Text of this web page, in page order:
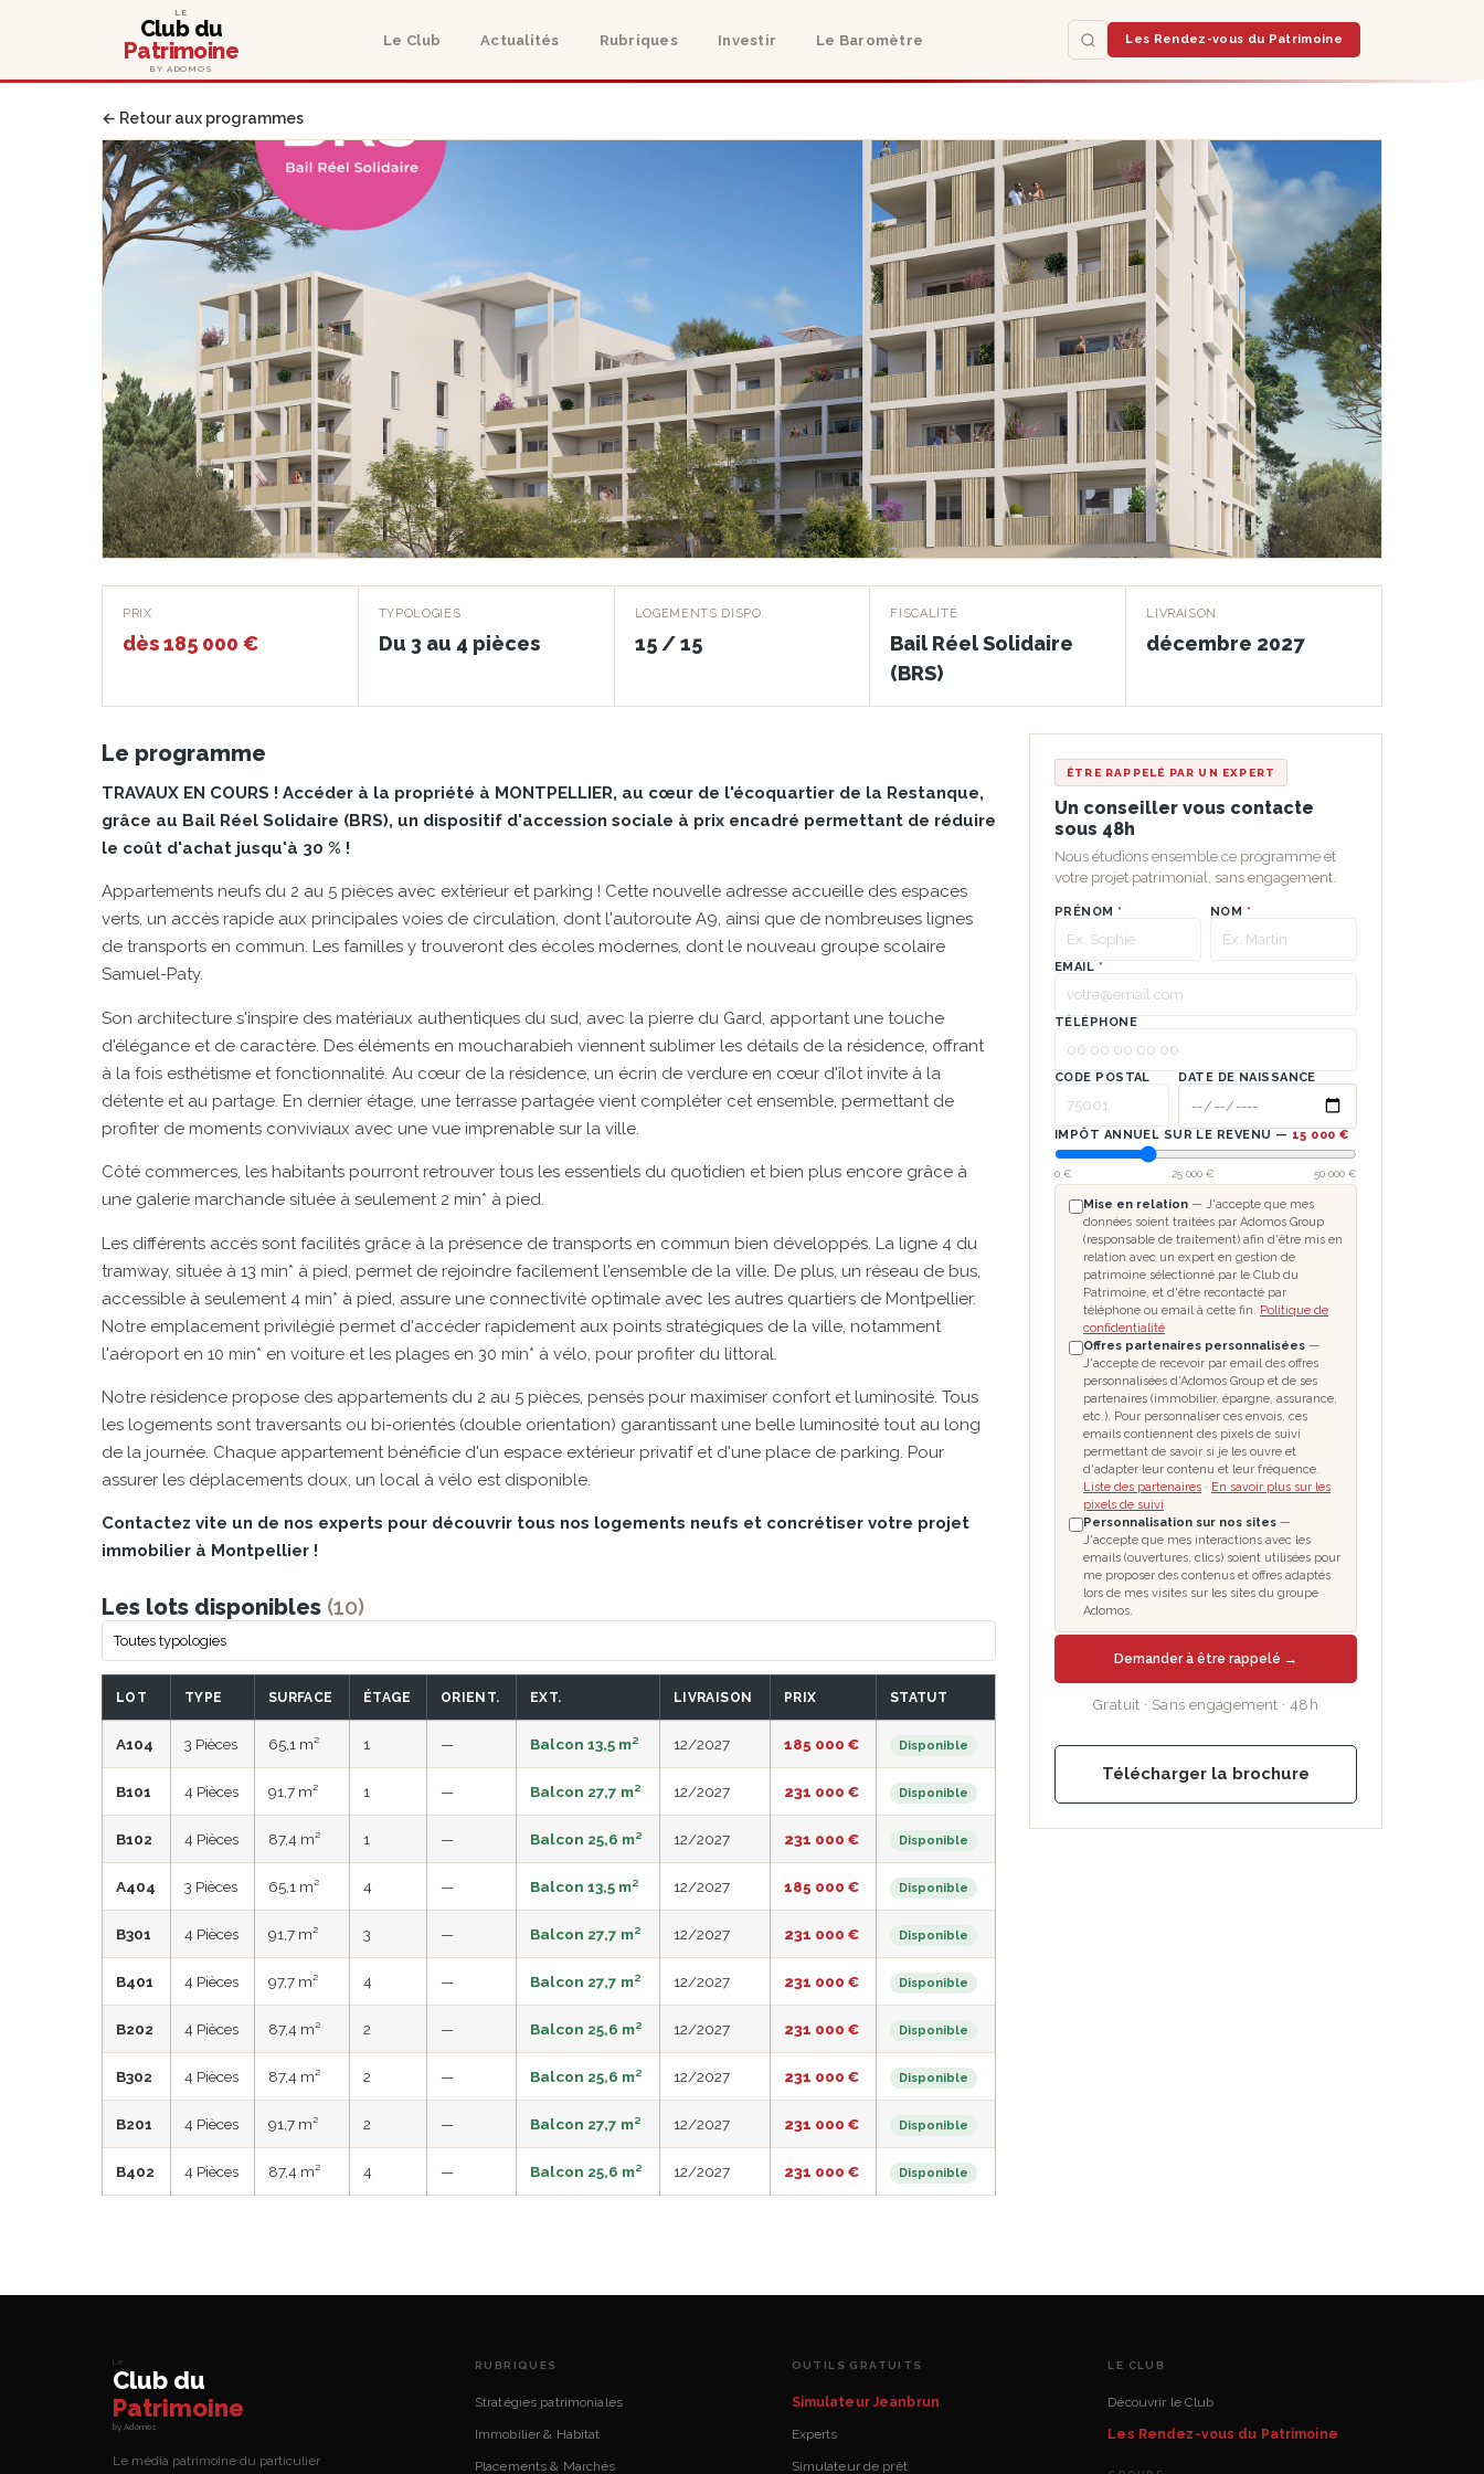
LE
Club du
Patrimoine
BY ADOMOS
Le Club Actualités Rubriques Investir Le Baromètre Les Rendez-vous du Patrimoine
← Retour aux programmes
Ostarel BRS
MONTPELLIER · 34000
PRIX
dès 185 000 €
TYPOLOGIES
Du 3 au 4 pièces
LOGEMENTS DISPO.
15 / 15
FISCALITÉ
Bail Réel Solidaire
(BRS)
LIVRAISON
décembre 2027
Le programme
TRAVAUX EN COURS ! Accéder à la propriété à MONTPELLIER, au cœur de l'écoquartier de la Restanque,
grâce au Bail Réel Solidaire (BRS), un dispositif d'accession sociale à prix encadré permettant de réduire
le coût d'achat jusqu'à 30 % !
Appartements neufs du 2 au 5 pièces avec extérieur et parking ! Cette nouvelle adresse accueille des espaces
verts, un accès rapide aux principales voies de circulation, dont l'autoroute A9, ainsi que de nombreuses lignes
de transports en commun. Les familles y trouveront des écoles modernes, dont le nouveau groupe scolaire
Samuel-Paty.
Son architecture s'inspire des matériaux authentiques du sud, avec la pierre du Gard, apportant une touche
d'élégance et de caractère. Des éléments en moucharabieh viennent sublimer les détails de la résidence, offrant
à la fois esthétisme et fonctionnalité. Au cœur de la résidence, un écrin de verdure en cœur d'îlot invite à la
détente et au partage. En dernier étage, une terrasse partagée vient compléter cet ensemble, permettant de
profiter de moments conviviaux avec une vue imprenable sur la ville.
Côté commerces, les habitants pourront retrouver tous les essentiels du quotidien et bien plus encore grâce à
une galerie marchande située à seulement 2 min* à pied.
Les différents accès sont facilités grâce à la présence de transports en commun bien développés. La ligne 4 du
tramway, située à 13 min* à pied, permet de rejoindre facilement l'ensemble de la ville. De plus, un réseau de bus,
accessible à seulement 4 min* à pied, assure une connectivité optimale avec les autres quartiers de Montpellier.
Notre emplacement privilégié permet d'accéder rapidement aux points stratégiques de la ville, notamment
l'aéroport en 10 min* en voiture et les plages en 30 min* à vélo, pour profiter du littoral.
Notre résidence propose des appartements du 2 au 5 pièces, pensés pour maximiser confort et luminosité. Tous
les logements sont traversants ou bi-orientés (double orientation) garantissant une belle luminosité tout au long
de la journée. Chaque appartement bénéficie d'un espace extérieur privatif et d'une place de parking. Pour
assurer les déplacements doux, un local à vélo est disponible.
Contactez vite un de nos experts pour découvrir tous nos logements neufs et concrétiser votre projet
immobilier à Montpellier !
Les lots disponibles (10)
LOT TYPE SURFACE ÉTAGE ORIENT. EXT. LIVRAISON PRIX STATUT
A104 3 Pièces 65,1 m² 1 — Balcon 13,5 m² 12/2027 185 000 € Disponible
B101 4 Pièces 91,7 m² 1 — Balcon 27,7 m² 12/2027 231 000 € Disponible
B102 4 Pièces 87,4 m² 1 — Balcon 25,6 m² 12/2027 231 000 € Disponible
A404 3 Pièces 65,1 m² 4 — Balcon 13,5 m² 12/2027 185 000 € Disponible
B301 4 Pièces 91,7 m² 3 — Balcon 27,7 m² 12/2027 231 000 € Disponible
B401 4 Pièces 97,7 m² 4 — Balcon 27,7 m² 12/2027 231 000 € Disponible
B202 4 Pièces 87,4 m² 2 — Balcon 25,6 m² 12/2027 231 000 € Disponible
B302 4 Pièces 87,4 m² 2 — Balcon 25,6 m² 12/2027 231 000 € Disponible
B201 4 Pièces 91,7 m² 2 — Balcon 27,7 m² 12/2027 231 000 € Disponible
B402 4 Pièces 87,4 m² 4 — Balcon 25,6 m² 12/2027 231 000 € Disponible
ÊTRE RAPPELÉ PAR UN EXPERT
Un conseiller vous contacte
sous 48h
Nous étudions ensemble ce programme et
votre projet patrimonial, sans engagement.
PRÉNOM* NOM *
EMAIL *
TÉLÉPHONE
CODE POSTAL DATE DE NAISSANCE
IMPÔT ANNUEL SUR LE REVENU — 15 000 €
0 € 25 000 € 50 000 €
Mise en relation — J'accepte que mes
données soient traitées par Adomos Group
(responsable de traitement) afin d'être mis en
relation avec un expert en gestion de
patrimoine sélectionné par le Club du
Patrimoine, et d'être recontacté par
téléphone ou email à cette fin. Politique de
confidentialité
Offres partenaires personnalisées —
J'accepte de recevoir par email des offres
personnalisées d'Adomos Group et de ses
partenaires (immobilier, épargne, assurance,
etc.). Pour personnaliser ces envois, ces
emails contiennent des pixels de suivi
permettant de savoir si je les ouvre et
d'adapter leur contenu et leur fréquence.
Liste des partenaires · En savoir plus sur les
pixels de suivi
Personnalisation sur nos sites —
J'accepte que mes interactions avec les
emails (ouvertures, clics) soient utilisées pour
me proposer des contenus et offres adaptés
lors de mes visites sur les sites du groupe
Adomos.
Demander à être rappelé →
Gratuit · Sans engagement · 48h
Télécharger la brochure
Le
Club du
Patrimoine
by Adomos
Le média patrimoine du particulier
RUBRIQUES
Stratégies patrimoniales
Immobilier & Habitat
Placements & Marchés
OUTILS GRATUITS
Simulateur Jeanbrun
Experts
Simulateur de prêt
LE CLUB
Découvrir le Club
Les Rendez-vous du Patrimoine